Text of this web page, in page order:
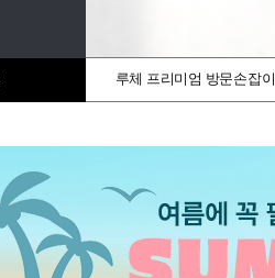
루체 프리미엄 방문손잡이